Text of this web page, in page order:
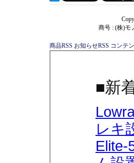
商号 : (株)モ
商品RSS お知らせRSS コンテ